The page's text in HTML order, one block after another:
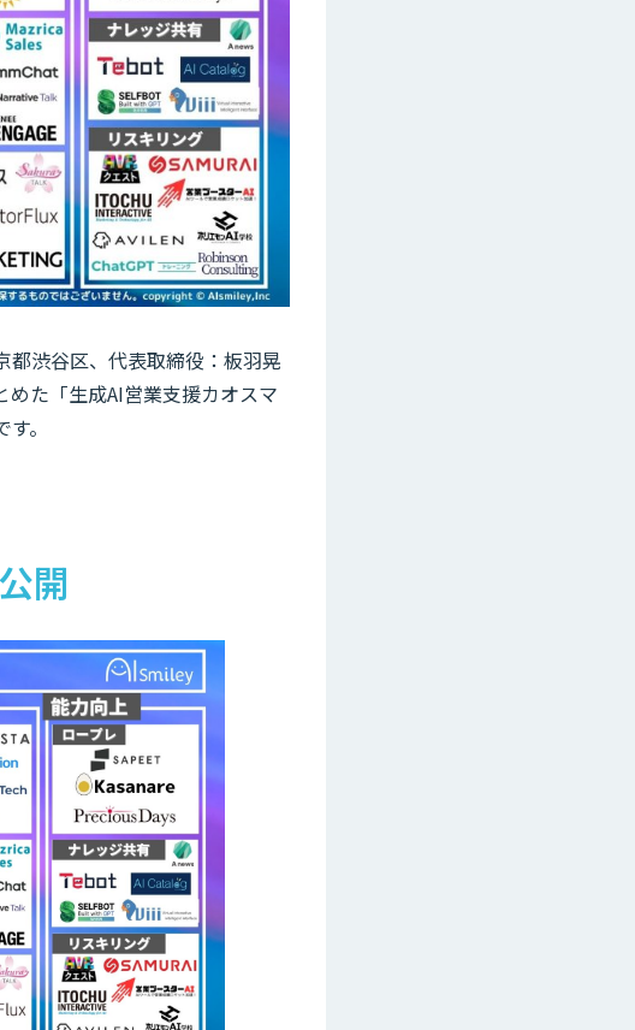
都渋谷区、代表取締役：板羽晃
た「生成AI営業支援カオスマ
。
開